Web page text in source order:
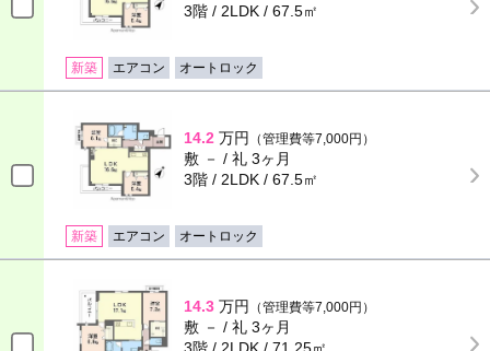
3階 / 2LDK / 67.5㎡
新築 エアコン オートロック
14.2 万円 （管理費等7,000円）
敷 － / 礼 3ヶ月
3階 / 2LDK / 67.5㎡
新築 エアコン オートロック
14.3 万円 （管理費等7,000円）
敷 － / 礼 3ヶ月